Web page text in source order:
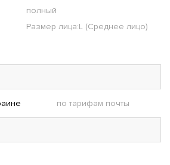
полный
Размер лица:L (Среднее лицо)
по тарифам почты